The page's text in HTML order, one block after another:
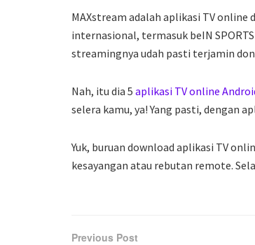
MAXstream adalah aplikasi TV
internasional, termasuk beIN
streamingnya udah pasti terjamin
Nah, itu dia 5 aplikasi TV online
selera kamu, ya! Yang pasti, dengan
Yuk, buruan download aplikasi TV
kesayangan atau rebutan remote.
Previous Post